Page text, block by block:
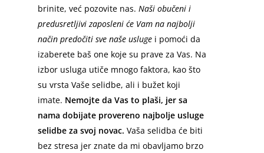
brinite, već pozovite nas.Naši obučeni i
predusretljivi zaposleni će Vam na najbolji
način predočiti sve naše usluge i pomoći da
izaberete baš one koje su prave za Vas. Na
izbor usluga utiče mnogo faktora, kao što
su vrsta Vaše selidbe, ali i bužet koji
imate. Nemojte da Vas to plaši, jer sa
nama dobijate provereno najbolje usluge
selidbe za svoj novac. Vaša selidba će biti
bez stresa jer znate da mi obavljamo brzo